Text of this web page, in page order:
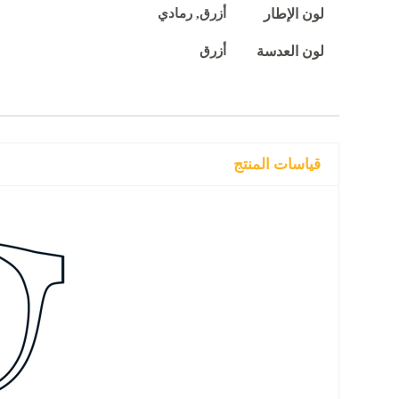
لون الإطار أزرق, رمادي
لون العدسة أزرق
قياسات المنتج